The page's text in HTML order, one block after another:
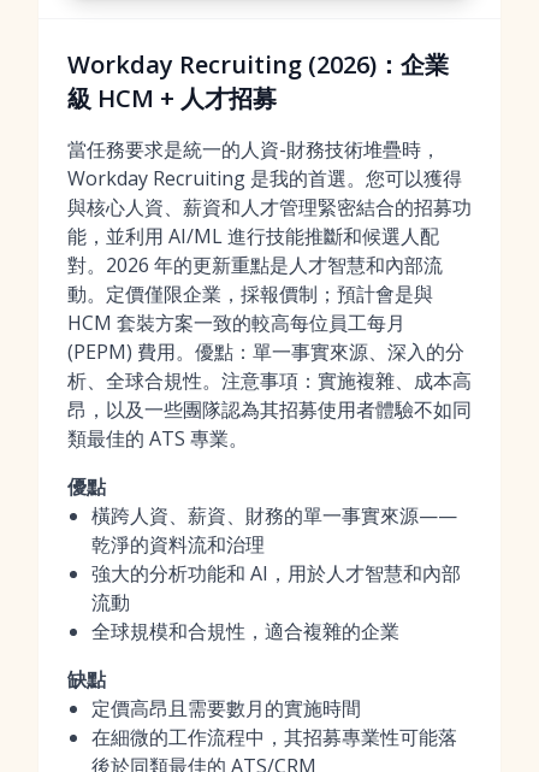
Workday Recruiting (2026)：企業
級 HCM + 人才招募
當任務要求是統一的人資-財務技術堆疊時，
Workday Recruiting 是我的首選。您可以獲得
與核心人資、薪資和人才管理緊密結合的招募功
能，並利用 AI/ML 進行技能推斷和候選人配
對。2026 年的更新重點是人才智慧和內部流
動。定價僅限企業，採報價制；預計會是與
HCM 套裝方案一致的較高每位員工每月
(PEPM) 費用。優點：單一事實來源、深入的分
析、全球合規性。注意事項：實施複雜、成本高
昂，以及一些團隊認為其招募使用者體驗不如同
類最佳的 ATS 專業。
優點
橫跨人資、薪資、財務的單一事實來源——
乾淨的資料流和治理
強大的分析功能和 AI，用於人才智慧和內部
流動
全球規模和合規性，適合複雜的企業
缺點
定價高昂且需要數月的實施時間
在細微的工作流程中，其招募專業性可能落
後於同類最佳的 ATS/CRM